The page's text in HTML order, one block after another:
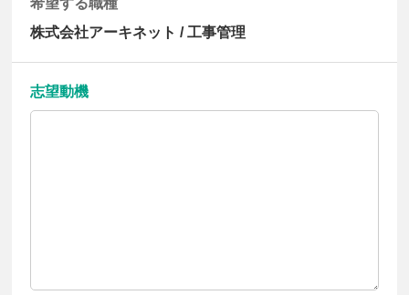
希望する職種
株式会社アーキネット / 工事管理
志望動機